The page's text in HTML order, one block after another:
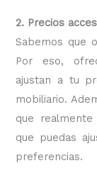
2. Precios
Sabemos que
Por eso,
ajustan a tu
mobiliario.
que
que puedas
preferencias.